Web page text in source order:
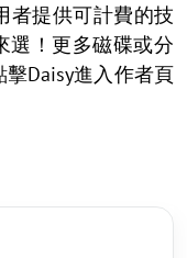
者提供可計費的技
選！更多磁碟或分
Daisy進入作者頁